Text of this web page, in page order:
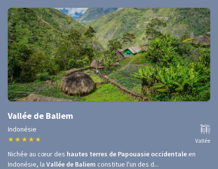
Vallée de Baliem
Indonésie
★ ★ ★ ★ ★ Vallée
Nichée au cœur des hautes terres de Papouasie occidentale en
Indonésie, la Vallée de Baliem constitue l'un des d...